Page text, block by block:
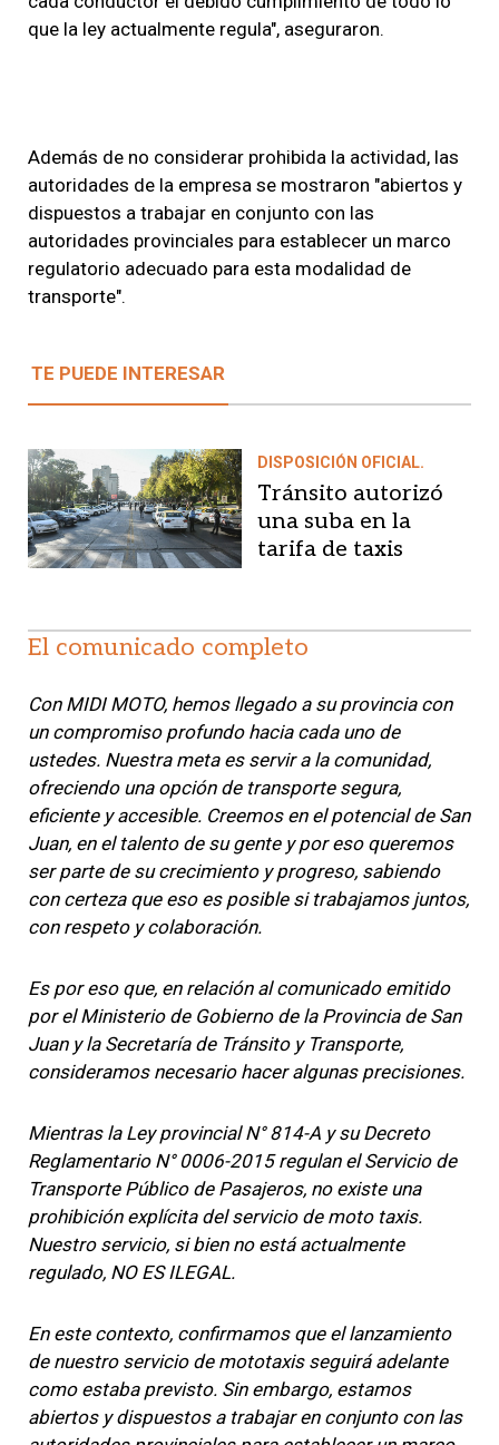
que la ley actualmente regula", aseguraron.
Además de no considerar prohibida la actividad, las
autoridades de la empresa se mostraron "abiertos y
dispuestos a trabajar en conjunto con las
autoridades provinciales para establecer un marco
regulatorio adecuado para esta modalidad de
transporte".
TE PUEDE INTERESAR
DISPOSICIÓN OFICIAL.
Tránsito autorizó
una suba en la
tarifa de taxis
El comunicado completo
Con MIDI MOTO, hemos llegado a su provincia con
un compromiso profundo hacia cada uno de
ustedes. Nuestra meta es servir a la comunidad,
ofreciendo una opción de transporte segura,
eficiente y accesible. Creemos en el potencial de San
Juan, en el talento de su gente y por eso queremos
ser parte de su crecimiento y progreso, sabiendo
con certeza que eso es posible si trabajamos juntos,
con respeto y colaboración.
Es por eso que, en relación al comunicado emitido
por el Ministerio de Gobierno de la Provincia de San
Juan y la Secretaría de Tránsito y Transporte,
consideramos necesario hacer algunas precisiones.
Mientras la Ley provincial N° 814-A y su Decreto
Reglamentario N° 0006-2015 regulan el Servicio de
Transporte Público de Pasajeros, no existe una
prohibición explícita del servicio de moto taxis.
Nuestro servicio, si bien no está actualmente
regulado, NO ES ILEGAL.
En este contexto, confirmamos que el lanzamiento
de nuestro servicio de mototaxis seguirá adelante
como estaba previsto. Sin embargo, estamos
abiertos y dispuestos a trabajar en conjunto con las